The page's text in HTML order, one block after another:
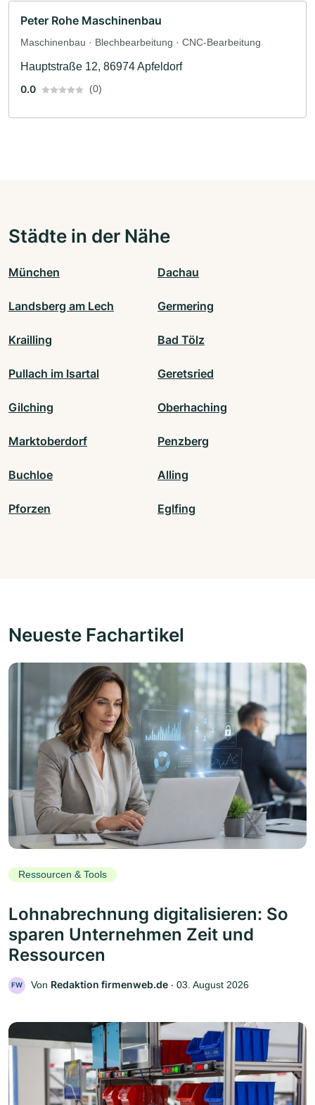
Peter Rohe Maschinenbau
Maschinenbau · Blechbearbeitung · CNC-Bearbeitung
Hauptstraße 12, 86974 Apfeldorf
0.0
(0)
Städte in der Nähe
München Dachau
Landsberg am Lech Germering
Krailling Bad Tölz
Pullach im Isartal Geretsried
Gilching Oberhaching
Marktoberdorf Penzberg
Buchloe Alling
Pforzen Eglfing
Neueste Fachartikel
Ressourcen & Tools
Lohnabrechnung digitalisieren: So
sparen Unternehmen Zeit und
Ressourcen
FW Von Redaktion firmenweb.de ‧ 03. August 2026